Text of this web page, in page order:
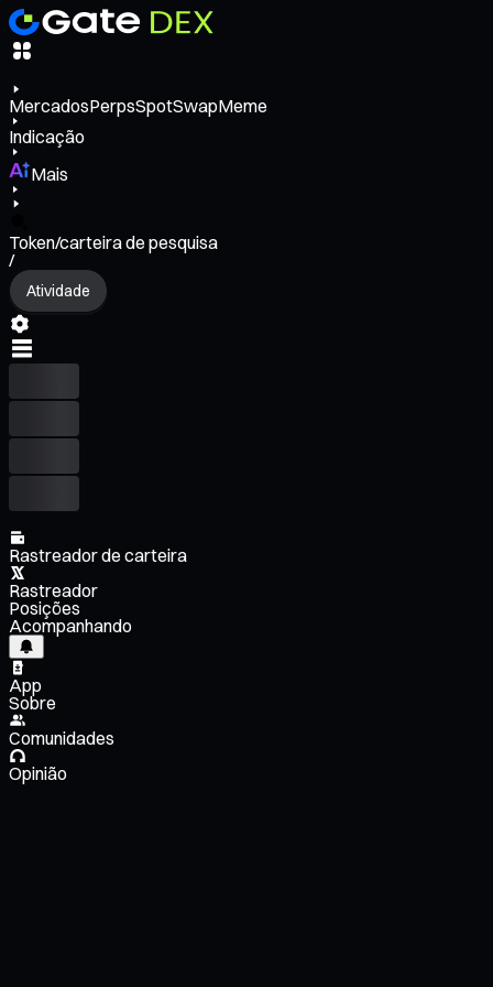
MercadosPerpsSpotSwapMeme
Indicação
Mais
Token/carteira de pesquisa
/
Atividade
Rastreador de carteira
Rastreador
Posições
Acompanhando
App
Sobre
Comunidades
Opinião